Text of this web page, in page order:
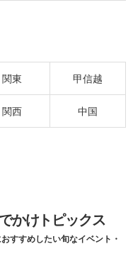
関東 甲信越
関西 中国
かけトピックス
すすめしたい旬なイベント・